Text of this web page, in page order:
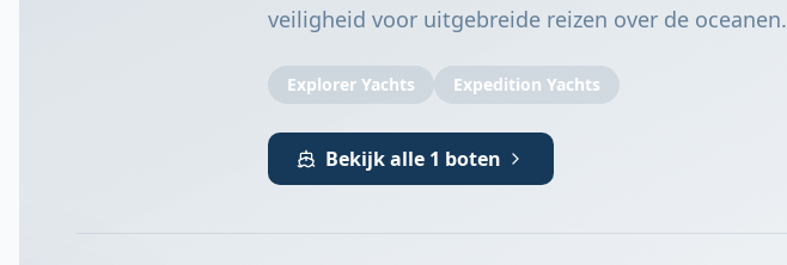
veiligheid voor uitgebreide reizen over de oceanen.
Explorer Yachts Expedition Yachts
Bekijk alle 1 boten